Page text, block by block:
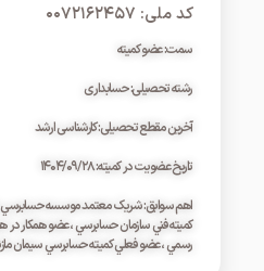
کد ملی: ۰۰۷۲۱۶۲۴۵۷
سمت: عضو کمیته
رشته تحصیلی: حسابداری
آخرین مقطع تحصیلی: کارشناسی ارشد
تاریخ عضویت در کمیته: ۱۴۰۴/۰۹/۲۸
اهم سوابق: شريک معتمد موسسه حسابرسي
کميته فني سازمان حسابرسي ، عضو همکار در
رسمي ، عضو فعلي کميته حسابرسي سيمان